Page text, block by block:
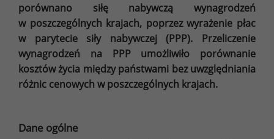
porównano siłę nabywczą wynagrodzeń
w poszczególnych krajach, poprzez wyrażenie płac
w parytecie siły nabywczej (PPP). Przeliczenie
wynagrodzeń na PPP umożliwiło porównanie
kosztów życia między państwami bez uwzględniania
różnic cenowych w poszczególnych krajach.
Dane ogólne